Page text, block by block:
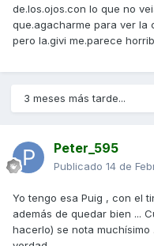
de.los.ojos.con lo que no
que.agacharme para ver la
pero la.givi me.parece
3 meses más tarde...
Peter_595
Publicado 14 de
Yo tengo esa Puig , con el
además de quedar bien ...
hacerlo) se nota muchísimo